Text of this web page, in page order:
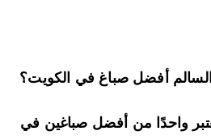
أفضل صباغ في الكويت؟
واحدًا من أفضل صباغين في